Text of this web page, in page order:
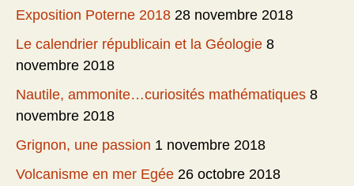
Exposition Poterne 2018 28 novembre 2018
Le calendrier républicain et la Géologie 8
novembre 2018
Nautile, ammonite…curiosités mathématiques 8
novembre 2018
Grignon, une passion 1 novembre 2018
Volcanisme en mer Egée 26 octobre 2018